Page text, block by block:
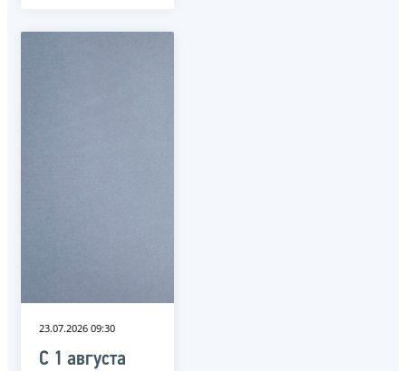
23.07.2026 09:30
С 1 августа